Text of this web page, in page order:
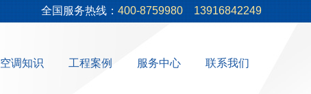
全国服务热线：400-8759980 13916842249
空调知识 工程案例 服务中心 联系我们